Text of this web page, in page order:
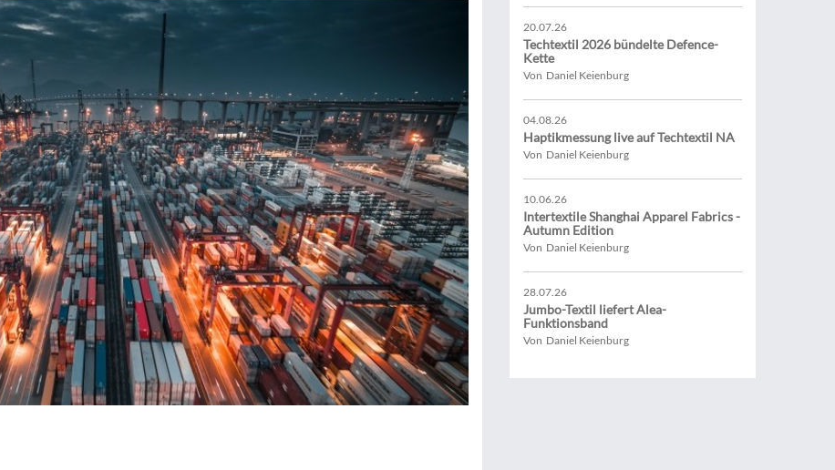
20.07.26
Techtextil 2026 bündelte Defence-
Kette
Von Daniel Keienburg
04.08.26
Haptikmessung live auf Techtextil NA
Von Daniel Keienburg
10.06.26
Intertextile Shanghai Apparel Fabrics -
Autumn Edition
Von Daniel Keienburg
28.07.26
Jumbo-Textil liefert Alea-
Funktionsband
Von Daniel Keienburg